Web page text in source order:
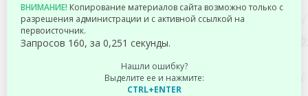
ВНИМАНИЕ! Копирование материалов сайта возможно только с
разрешения администрации и с активной ссылкой на
первоисточник.
Запросов 160, за 0,251 секунды.
Нашли ошибку?
Выделите ее и нажмите:
CTRL+ENTER